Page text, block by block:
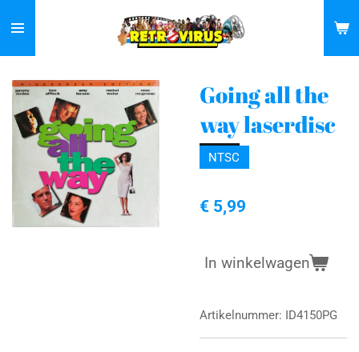
direct
naar
de
hoofdinhoud
Going all the
way laserdisc
NTSC
€ 5,99
In winkelwagen
Artikelnummer: ID4150PG